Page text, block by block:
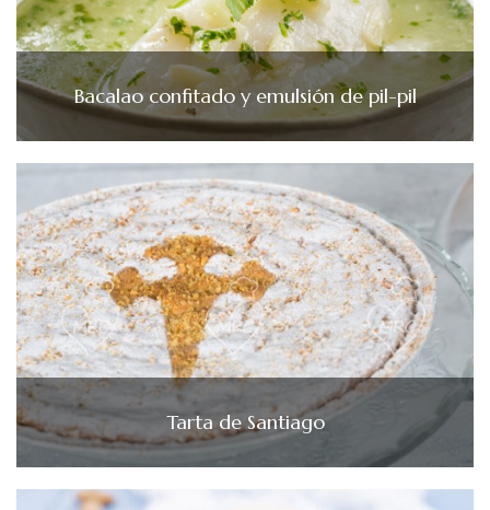
Bacalao confitado y emulsión de pil-pil
Tarta de Santiago